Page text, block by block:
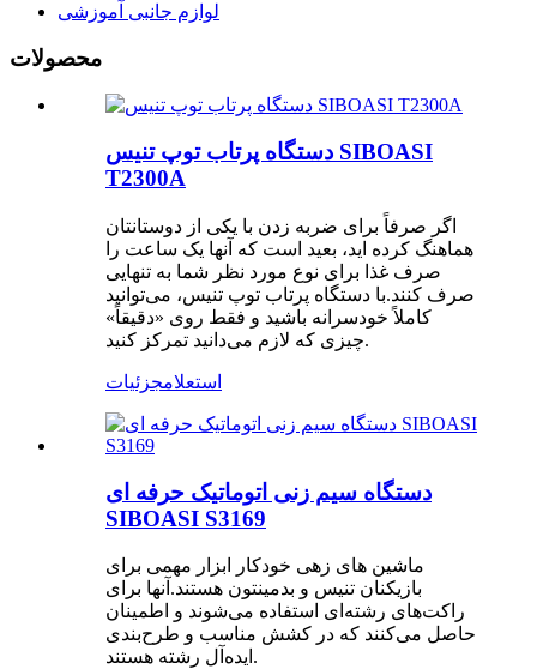
لوازم جانبی آموزشی
محصولات
دستگاه پرتاب توپ تنیس SIBOASI
T2300A
اگر صرفاً برای ضربه زدن با یکی از دوستانتان
هماهنگ کرده اید، بعید است که آنها یک ساعت را
صرف غذا برای نوع مورد نظر شما به تنهایی
صرف کنند.با دستگاه پرتاب توپ تنیس، می‌توانید
کاملاً خودسرانه باشید و فقط روی «دقیقاً»
چیزی که لازم می‌دانید تمرکز کنید.
استعلامجزئیات
دستگاه سیم زنی اتوماتیک حرفه ای
SIBOASI S3169
ماشین های زهی خودکار ابزار مهمی برای
بازیکنان تنیس و بدمینتون هستند.آنها برای
راکت‌های رشته‌ای استفاده می‌شوند و اطمینان
حاصل می‌کنند که در کشش مناسب و طرح‌بندی
ایده‌آل رشته هستند.